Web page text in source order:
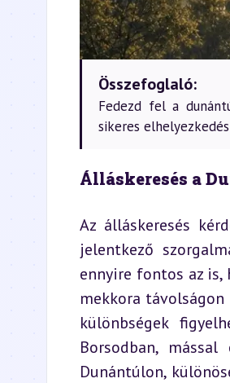
Összefoglaló:
Fedezd fel a
sikeres
Álláskeresés a
Az álláskeresés
jelentkező
ennyire fontos az is,
mekkora
különbségek
Borsodban,
Dunántúlon,